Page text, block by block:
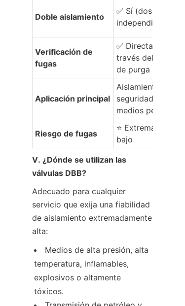
Doble aislamiento
✅ Sí (dos sellos
independientes)
Verificación de
fugas
✅ Directamente a
través del puerto
de purga
Aplicación principal
Aislamiento de
seguridad de
medios peligrosos
Riesgo de fugas
⭐ Extremadamente
bajo
V. ¿Dónde se utilizan las
válvulas DBB?
Adecuado para cualquier
servicio que exija una fiabilidad
de aislamiento extremadamente
alta:
Medios de alta presión, alta
temperatura, inflamables,
explosivos o altamente
tóxicos.